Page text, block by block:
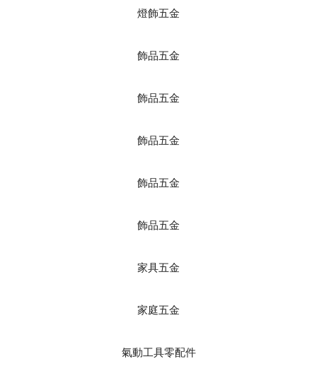
燈飾五金
飾品五金
飾品五金
飾品五金
飾品五金
飾品五金
家具五金
家庭五金
氣動工具零配件